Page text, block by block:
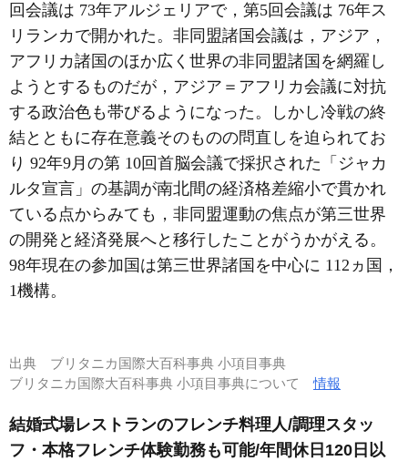
回会議は 73年アルジェリアで，第5回会議は 76年ス
リランカで開かれた。非同盟諸国会議は，アジア，
アフリカ諸国のほか広く世界の非同盟諸国を網羅し
ようとするものだが，アジア＝アフリカ会議に対抗
する政治色も帯びるようになった。しかし冷戦の終
結とともに存在意義そのものの問直しを迫られてお
り 92年9月の第 10回首脳会議で採択された「ジャカ
ルタ宣言」の基調が南北間の経済格差縮小で貫かれ
ている点からみても，非同盟運動の焦点が第三世界
の開発と経済発展へと移行したことがうかがえる。
98年現在の参加国は第三世界諸国を中心に 112ヵ国，
1機構。
出典 ブリタニカ国際大百科事典 小項目事典
ブリタニカ国際大百科事典 小項目事典について情報
結婚式場レストランのフレンチ料理人/調理スタッ
フ・本格フレンチ体験勤務も可能/年間休日120日以